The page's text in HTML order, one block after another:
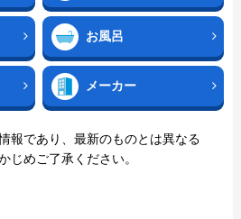
お風呂
メーカー
報であり、最新のものとは異なる
じめご了承ください。